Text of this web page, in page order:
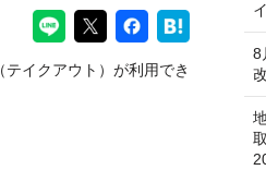
イクアウト）が利用でき
8